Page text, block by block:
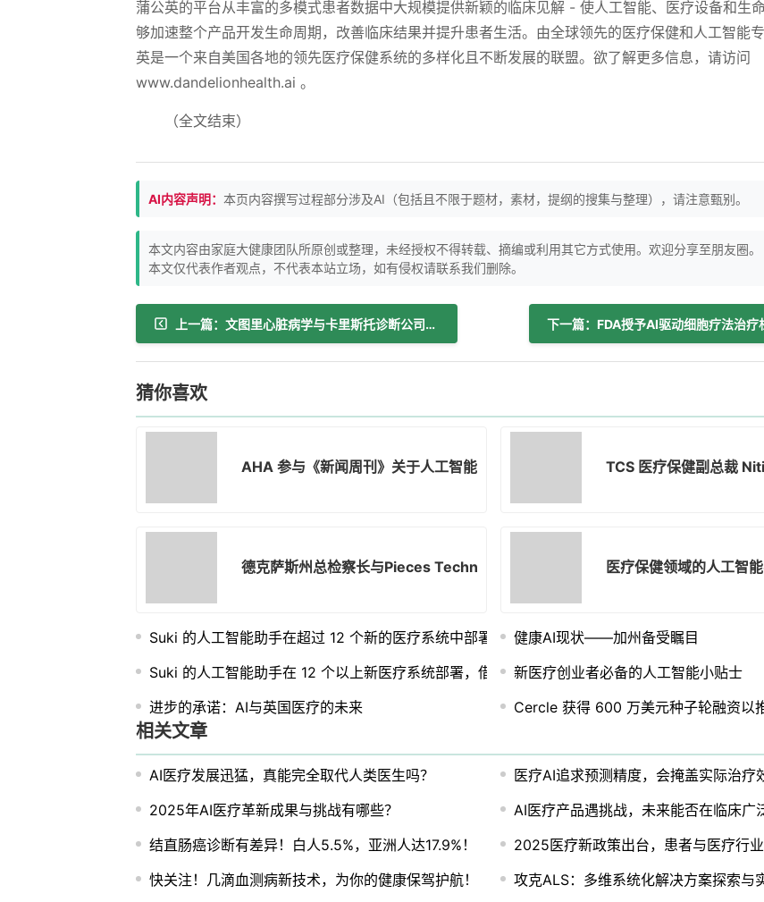
蒲公英的平台从丰富的多模式患者数据中大规模提供新颖的临床见解 - 使人工智能、医疗设备和生
够加速整个产品开发生命周期，改善临床结果并提升患者生活。由全球领先的医疗保健和人工智能
英是一个来自美国各地的领先医疗保健系统的多样化且不断发展的联盟。欲了解更多信息，请访问
www.dandelionhealth.ai 。
（全文结束）
AI内容声明： 本页内容撰写过程部分涉及AI（包括且不限于题材，素材，提纲的搜集与整理），请注意甄别。
本文内容由家庭大健康团队所原创或整理，未经授权不得转载、摘编或利用其它方式使用。欢迎分享至朋友圈。
本文仅代表作者观点，不代表本站立场，如有侵权请联系我们删除。
上一篇：文图里心脏病学与卡里斯托诊断公司在英格兰西北部引入人工智能驱动的心脏病诊断和预防技术
猜你喜欢
AHA 参与《新闻周刊》关于人工智能与医生职业倦怠的小组讨论TCS 医疗保健副总裁
德克萨斯州总检察长与Pieces Technologies就生成式AI广告不准确达成和解
医疗保健领域的人工智
Suki 的人工智能助手在超过 12 个新的医疗系统中部署，借助 MEDITECH 集成提升全国临床医生
健康AI现状——加州备受瞩目
Suki 的人工智能助手在 12 个以上新医疗系统部署，借助 MEDITECH 集成提升全国临床医生福祉
新医疗创业者必备的人工智能小贴士
进步的承诺：AI与英国医疗的未来
Cercle 获得 600 万美元种子轮融资以
相关文章
AI医疗发展迅猛，真能完全取代人类医生吗？
医疗AI追求预测精度，会掩盖实际治疗
2025年AI医疗革新成果与挑战有哪些？
AI医疗产品遇挑战，未来能否在临床广
结直肠癌诊断有差异！白人5.5%，亚洲人达17.9%！
2025医疗新政策出台，患者与医疗行业
快关注！几滴血测病新技术，为你的健康保驾护航！
攻克ALS：多维系统化解决方案探索与